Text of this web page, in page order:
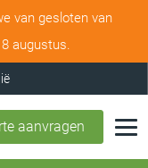
van gesloten van
augustus.
aanvragen